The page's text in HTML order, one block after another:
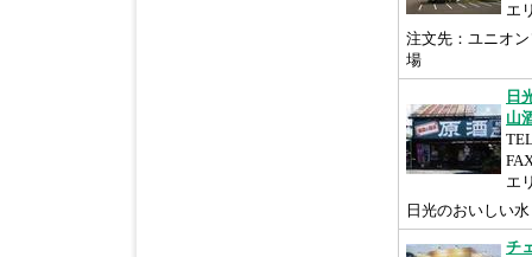
エ
注文先：ユニオ
場
日
山
エ
日光のおいしい
チ